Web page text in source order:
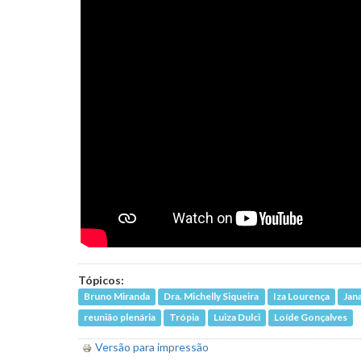
Tópicos:
Bruno Miranda Dra. Michelly Siqueira Iza Lourença
reunião plenária
Trópia Luiza Dulci Loíde Gonçalves
Versão para impressão